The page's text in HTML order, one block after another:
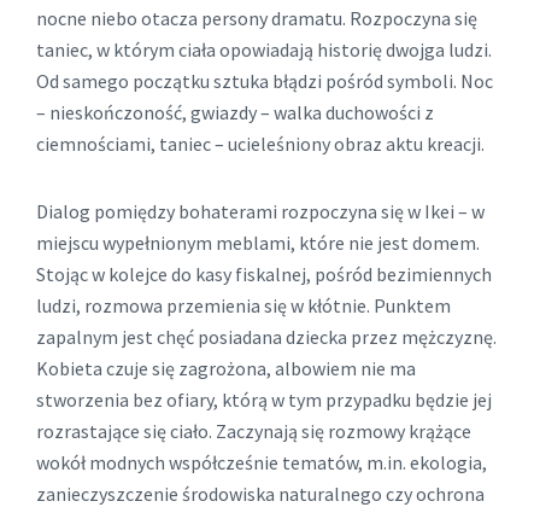
nocne niebo otacza persony dramatu. Rozpoczyna się
taniec, w którym ciała opowiadają historię dwojga ludzi.
Od samego początku sztuka błądzi pośród symboli. Noc
– nieskończoność, gwiazdy – walka duchowości z
ciemnościami, taniec – ucieleśniony obraz aktu kreacji.
Dialog pomiędzy bohaterami rozpoczyna się w Ikei – w
miejscu wypełnionym meblami, które nie jest domem.
Stojąc w kolejce do kasy fiskalnej, pośród bezimiennych
ludzi, rozmowa przemienia się w kłótnie. Punktem
zapalnym jest chęć posiadana dziecka przez mężczyznę.
Kobieta czuje się zagrożona, albowiem nie ma
stworzenia bez ofiary, którą w tym przypadku będzie jej
rozrastające się ciało. Zaczynają się rozmowy krążące
wokół modnych współcześnie tematów, m.in. ekologia,
zanieczyszczenie środowiska naturalnego czy ochrona